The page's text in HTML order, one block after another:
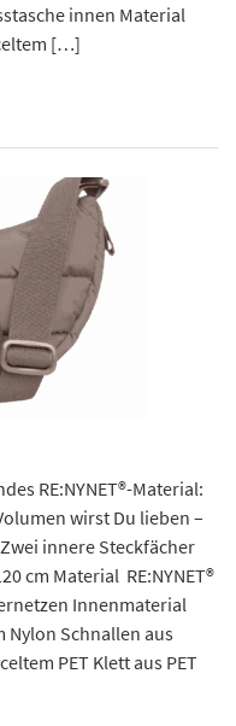
innen Material
[…]
RE:NYNET®-Material:
wirst Du lieben –
innere Steckfächer
cm Material RE:NYNET®
Innenmaterial
Nylon Schnallen aus
PET Klett aus PET